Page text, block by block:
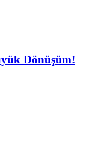
Dönüşüm!